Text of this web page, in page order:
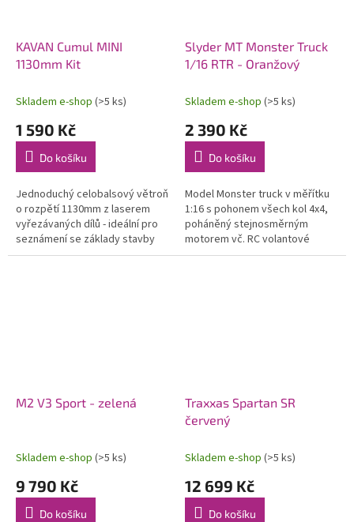
KAVAN Cumul MINI
1130mm Kit
Skladem e-shop (>5 ks)
1 590 Kč
Do košíku
Jednoduchý celobalsový větroň
o rozpětí 1130mm z laserem
vyřezávaných dílů - ideální pro
seznámení se základy stavby
modelů letadel. Konstrukce
Slyder MT Monster Truck
1/16 RTR - Oranžový
Skladem e-shop (>5 ks)
2 390 Kč
Do košíku
Model Monster truck v měřítku
1:16 s pohonem všech kol 4x4,
poháněný stejnosměrným
motorem vč. RC volantové
soupravy 2,4 GHz a pohonného
M2 V3 Sport - zelená
Skladem e-shop (>5 ks)
9 790 Kč
Do košíku
Traxxas Spartan SR
červený
Skladem e-shop (>5 ks)
12 699 Kč
Do košíku